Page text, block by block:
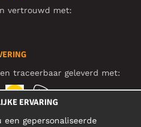
vertrouwd met:
traceerbaar geleverd met:
MEDIA
ERVARING
gepersonaliseerde